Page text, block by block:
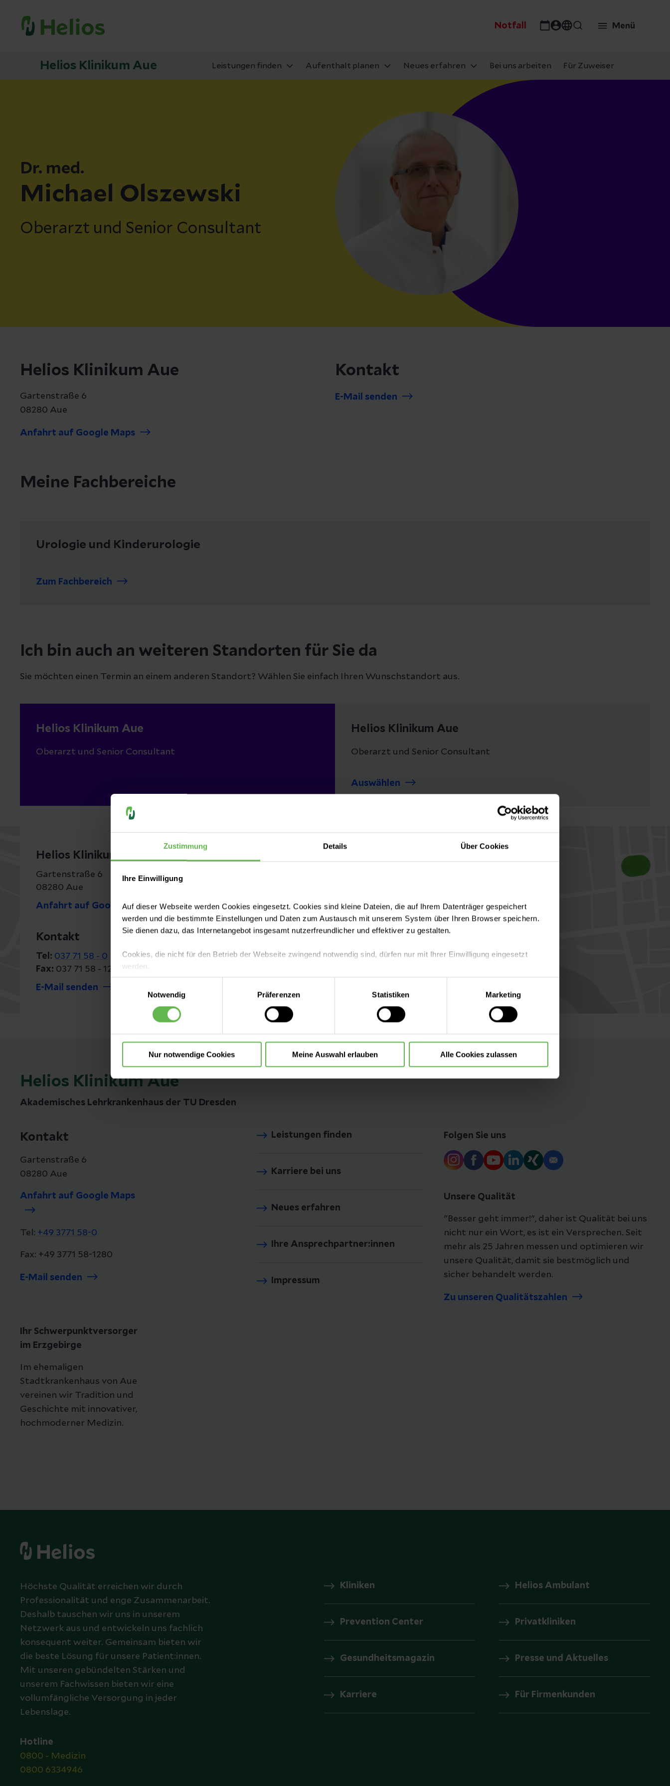
Zustimmung Details Über Cookies
Ihre Einwilligung
Auf dieser Webseite werden Cookies eingesetzt. Cookies sind kleine Dateien, die auf Ihrem Datenträger gespeichert
werden und die bestimmte Einstellungen und Daten zum Austausch mit unserem System über Ihren Browser speichern.
Sie dienen dazu, das Internetangebot insgesamt nutzerfreundlicher und effektiver zu gestalten.
Cookies, die nicht für den Betrieb der Webseite zwingend notwendig sind, dürfen nur mit Ihrer Einwilligung eingesetzt
werden.
Es steht Ihnen frei, unsere Seite mit nur den notwendigen Cookies zu benutzen, eine individuelle Auswahl hinsichtlich der
nicht notwendigen Cookies zu treffen oder durch Auswahl von „Alle Cookies akzeptieren“ in die Verwendung aller Cookies
einzuwilligen. Ihre Auswahlentscheidung können Sie jederzeit ändern oder widerrufen.
Einwilligungsauswahl
Notwendig
Präferenzen Statistiken Marketing
Nur notwendige Cookies Meine Auswahl erlauben Alle Cookies zulassen
Notfall Menü
Helios Klinikum Aue Leistungen finden Aufenthalt planen Neues erfahren Bei uns arbeiten Für Zuweiser
Dr. med.
Michael Olszewski
Oberarzt und Senior Consultant
Helios Klinikum Aue
Gartenstraße 6
08280 Aue
Anfahrt auf Google Maps
Kontakt
E-Mail senden
Meine Fachbereiche
Urologie und Kinderurologie
Zum Fachbereich
Ich bin auch an weiteren Standorten für Sie da
Sie möchten einen Termin an einem anderen Standort? Wählen Sie einfach Ihren Wunschstandort aus.
Helios Klinikum Aue
Oberarzt und Senior Consultant
Helios Klinikum Aue
Oberarzt und Senior Consultant
Auswählen
Helios Klinikum Aue
Gartenstraße 6
08280 Aue
Anfahrt auf Google Maps
Kontakt
Tel: 037 71 58 - 0
Fax: 037 71 58 - 12 80
E-Mail senden
Helios Klinikum Aue
Akademisches Lehrkrankenhaus der TU Dresden
Kontakt
Gartenstraße 6
08280 Aue
Anfahrt auf Google Maps
Tel: +49 3771 58-0
Fax: +49 3771 58-1280
E-Mail senden
Ihr Schwerpunktversorger
im Erzgebirge
Im ehemaligen
Stadtkrankenhaus von Aue
vereinen wir Tradition und
Geschichte mit innovativer,
hochmoderner Medizin.
Leistungen finden
Karriere bei uns
Neues erfahren
Ihre Ansprechpartner:innen
Impressum
Folgen Sie uns
Unsere Qualität
"Besser geht immer!", daher ist Qualität bei uns
nicht nur ein Wort, es ist ein Versprechen. Seit
mehr als 25 Jahren messen und optimieren wir
unsere Qualität, damit sie bestmöglich und
sicher behandelt werden.
Zu unseren Qualitätszahlen
Höchste Qualität erreichen wir durch
Professionalität und enge Zusammenarbeit.
Deshalb tauschen wir uns in unserem
Netzwerk aus und entwickeln uns fachlich
konsequent weiter. Gemeinsam bieten wir
die beste Lösung für unsere Patient:innen.
Mit unseren gebündelten Stärken und
unserem Fachwissen bieten wir eine
vollumfängliche Versorgung in jeder
Lebenslage.
Hotline
0800 - Medizin
0800 6334946
Kliniken Helios Ambulant
Prevention Center Privatkliniken
Gesundheitsmagazin Presse und Aktuelles
Karriere Für Firmenkunden